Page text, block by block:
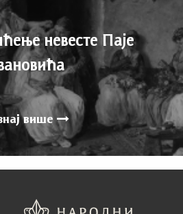
невесте Паје
више